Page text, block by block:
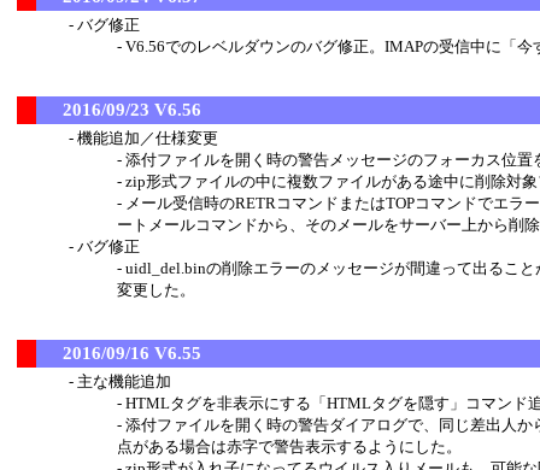
バグ修正
V6.56でのレベルダウンのバグ修正。IMAPの受信中に「
2016/09/23 V6.56
機能追加／仕様変更
添付ファイルを開く時の警告メッセージのフォーカス位
zip形式ファイルの中に複数ファイルがある途中に削除対
メール受信時のRETRコマンドまたはTOPコマンドでエ
ートメールコマンドから、そのメールをサーバー上から削
バグ修正
uidl_del.binの削除エラーのメッセージが間違って出るこ
変更した。
2016/09/16 V6.55
主な機能追加
HTMLタグを非表示にする「HTMLタグを隠す」コマンド
添付ファイルを開く時の警告ダイアログで、同じ差出人
点がある場合は赤字で警告表示するようにした。